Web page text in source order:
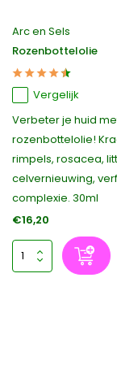
Arc en Sels
Rozenbottelolie
Vergelijk
Verbeter je huid
rozenbottelolie!
rimpels, rosacea,
celvernieuwing,
complexie. 30ml
€16,20